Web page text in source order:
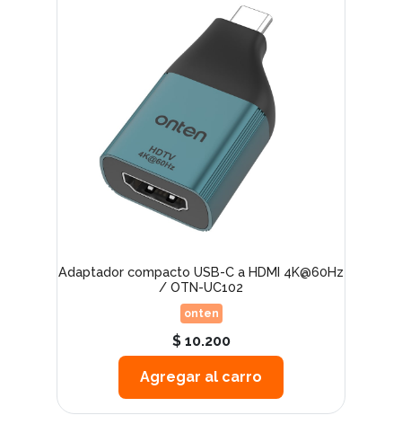
Adaptador compacto USB-C a HDMI 4K@60Hz
/ OTN-UC102
onten
$ 10.200
Agregar al carro